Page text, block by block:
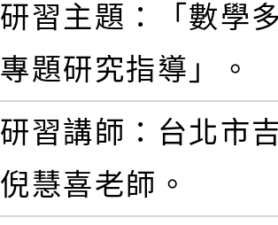
研習主題：「數學
專題研究指導」。
研習講師：台北市
倪慧喜老師。